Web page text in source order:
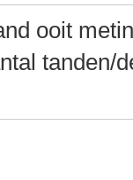
ooit
tanden/